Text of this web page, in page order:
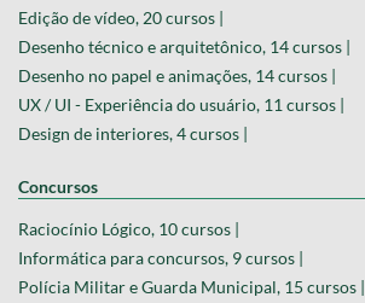
Edição de vídeo, 20 cursos |
Desenho técnico e arquitetônico, 14 cursos |
Desenho no papel e animações, 14 cursos |
UX / UI - Experiência do usuário, 11 cursos |
Design de interiores, 4 cursos |
Concursos
Raciocínio Lógico, 10 cursos |
Informática para concursos, 9 cursos |
Polícia Militar e Guarda Municipal, 15 cursos |